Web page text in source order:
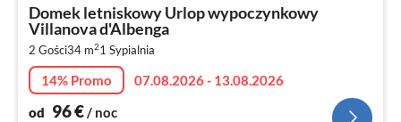
Domek letniskowy Urlop wypoczynkowy
Villanova d'Albenga
2 Gości34 m21 Sypialnia
14% Promo
07.08.2026 - 13.08.2026
od 96€/ noc